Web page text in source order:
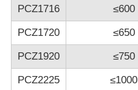
PCZ1716 ≤600
PCZ1720 ≤650
PCZ1920 ≤750
PCZ2225 ≤1000